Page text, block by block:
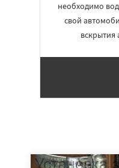
необходимо
свой
вскрытия